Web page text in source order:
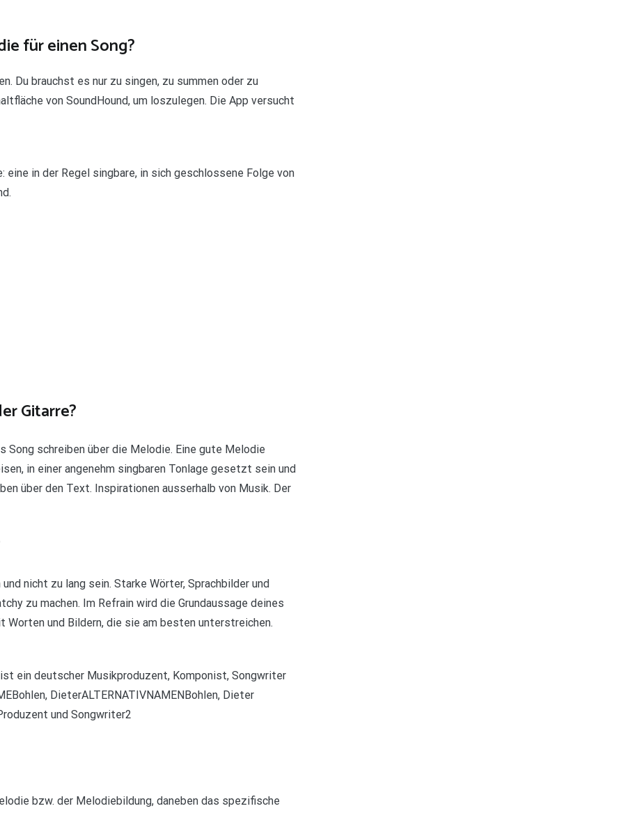
für einen Song?
Du brauchst es nur zu singen, zu summen oder zu
von SoundHound, um loszulegen. Die App versucht
in der Regel singbare, in sich geschlossene Folge von
Gitarre?
Song schreiben über die Melodie. Eine gute Melodie
in einer angenehm singbaren Tonlage gesetzt sein und
über den Text. Inspirationen ausserhalb von Musik. Der
nicht zu lang sein. Starke Wörter, Sprachbilder und
zu machen. Im Refrain wird die Grundaussage deines
und Bildern, die sie am besten unterstreichen.
ein deutscher Musikproduzent, Komponist, Songwriter
DieterALTERNATIVNAMENBohlen, Dieter
und Songwriter2
bzw. der Melodiebildung, daneben das spezifische